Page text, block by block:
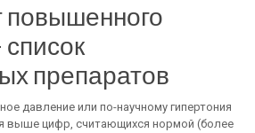
повышенного
препаратов
давление или по-научному гипертония
выше цифр, считающихся нормой (более